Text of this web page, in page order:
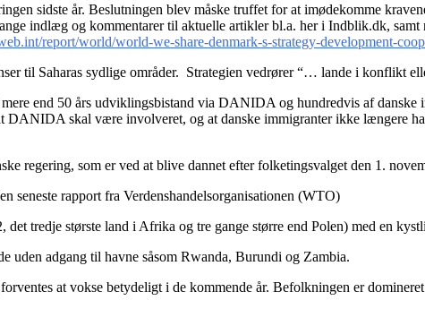
sidste år. Beslutningen blev måske truffet for at imødekomme
indlæg og kommentarer til aktuelle artikler bl.a. her i Indblik.dk, samt
report/world/world-we-share-denmark-s-strategy-development-
til Saharas sydlige områder. Strategien vedrører “… lande i konflikt
end 50 års udviklingsbistand via DANIDA og hundredvis af danske
skal være involveret, og at danske immigranter ikke længere
regering, som er ved at blive dannet efter folketingsvalget den 1.
seneste rapport fra Verdenshandelsorganisationen (WTO)
tredje største land i Afrika og tre gange større end Polen) med en
uden adgang til havne såsom Rwanda, Burundi og Zambia.
at vokse betydeligt i de kommende år. Befolkningen er